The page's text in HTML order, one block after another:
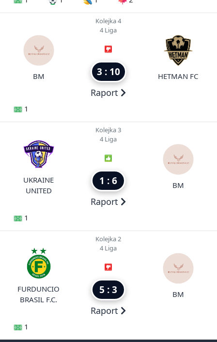
BM
Kolejka 4
4 Liga
3 : 10
Raport
HETMAN FC
1
UKRAINE
UNITED
Kolejka 3
4 Liga
1 : 6
Raport
BM
1
FURDUNCIO
BRASIL F.C.
Kolejka 2
4 Liga
5 : 3
Raport
BM
1